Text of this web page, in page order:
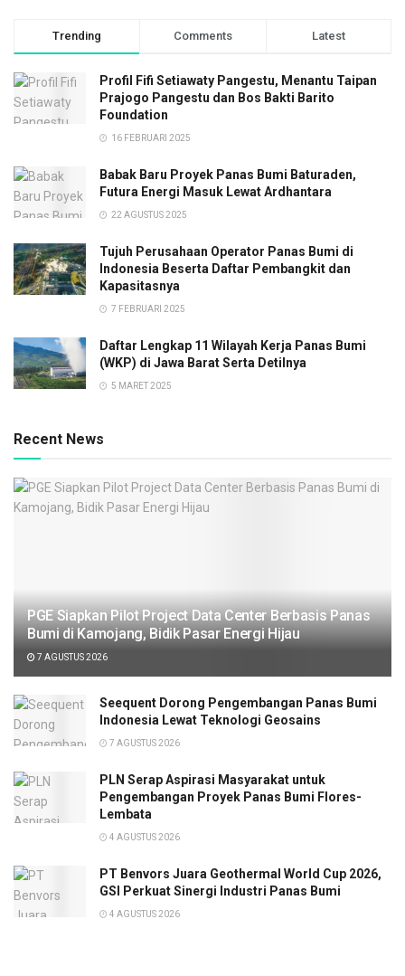
Trending Comments Latest
Profil Fifi Setiawaty Pangestu, Menantu Taipan
Prajogo Pangestu dan Bos Bakti Barito
Foundation
16 FEBRUARI 2025
Babak Baru Proyek Panas Bumi Baturaden,
Futura Energi Masuk Lewat Ardhantara
22 AGUSTUS 2025
Tujuh Perusahaan Operator Panas Bumi di
Indonesia Beserta Daftar Pembangkit dan
Kapasitasnya
7 FEBRUARI 2025
Daftar Lengkap 11 Wilayah Kerja Panas Bumi
(WKP) di Jawa Barat Serta Detilnya
5 MARET 2025
Recent News
PGE Siapkan Pilot Project Data Center Berbasis Panas
Bumi di Kamojang, Bidik Pasar Energi Hijau
7 AGUSTUS 2026
Seequent Dorong Pengembangan Panas Bumi
Indonesia Lewat Teknologi Geosains
7 AGUSTUS 2026
PLN Serap Aspirasi Masyarakat untuk
Pengembangan Proyek Panas Bumi Flores-
Lembata
4 AGUSTUS 2026
PT Benvors Juara Geothermal World Cup 2026,
GSI Perkuat Sinergi Industri Panas Bumi
4 AGUSTUS 2026